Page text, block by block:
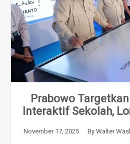
Prabowo
Interaktif Sekolah,
November 17, 2025 By Walter